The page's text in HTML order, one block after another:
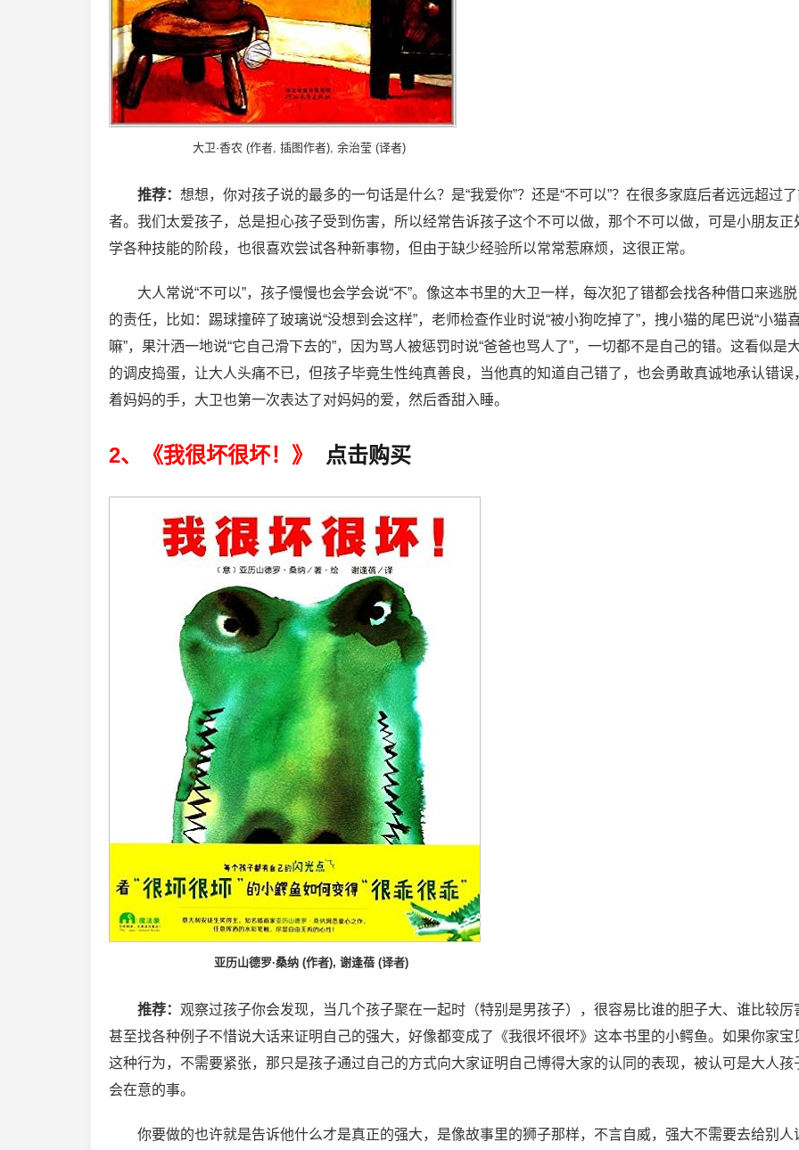
大卫·香农 (作者, 插图作者), 余治莹 (译者)
推荐： 想想，你对孩子说的最多的一句话是什么？是“我爱你”？还是“不可以”？在很多家庭后者远远超过
者。我们太爱孩子，总是担心孩子受到伤害，所以经常告诉孩子这个不可以做，那个不可以做，可是小朋友正
学各种技能的阶段，也很喜欢尝试各种新事物，但由于缺少经验所以常常惹麻烦，这很正常。
大人常说“不可以”，孩子慢慢也会学会说“不”。像这本书里的大卫一样，每次犯了错都会找各种借口来逃
的责任，比如：踢球撞碎了玻璃说“没想到会这样”，老师检查作业时说“被小狗吃掉了”，拽小猫的尾巴说“小猫
嘛”，果汁洒一地说“它自己滑下去的”，因为骂人被惩罚时说“爸爸也骂人了”，一切都不是自己的错。这看似是
的调皮捣蛋，让大人头痛不已，但孩子毕竟生性纯真善良，当他真的知道自己错了，也会勇敢真诚地承认错误
着妈妈的手，大卫也第一次表达了对妈妈的爱，然后香甜入睡。
2、《我很坏很坏！》 点击购买
亚历山德罗·桑纳 (作者), 谢逢蓓 (译者)
推荐： 观察过孩子你会发现，当几个孩子聚在一起时（特别是男孩子），很容易比谁的胆子大、谁比较厉
甚至找各种例子不惜说大话来证明自己的强大，好像都变成了《我很坏很坏》这本书里的小鳄鱼。如果你家宝
这种行为，不需要紧张，那只是孩子通过自己的方式向大家证明自己博得大家的认同的表现，被认可是大人孩
会在意的事。
你要做的也许就是告诉他什么才是真正的强大，是像故事里的狮子那样，不言自威，强大不需要去给别人